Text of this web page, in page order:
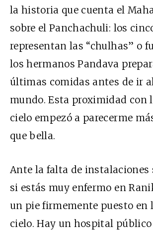
la historia que cuenta el
sobre el Panchachuli: los
representan las “chulhas” o
los hermanos Pandava
últimas comidas antes de ir
mundo. Esta proximidad con
cielo empezó a parecerme
que bella.
Ante la falta de instalaciones
si estás muy enfermo en
un pie firmemente puesto en
cielo. Hay un hospital